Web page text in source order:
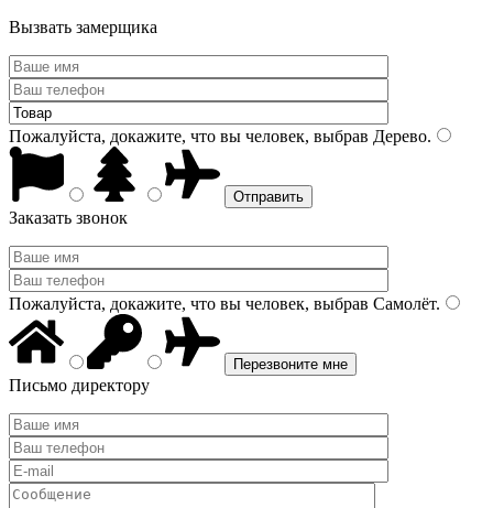
Вызвать замерщика
Пожалуйста, докажите, что вы человек, выбрав Дерево.
Заказать звонок
Пожалуйста, докажите, что вы человек, выбрав Самолёт.
Письмо директору